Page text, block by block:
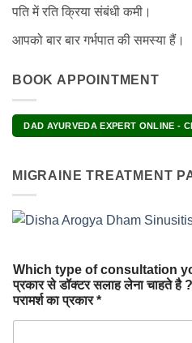
पति में रति क्रिया संबंधी कमी।
आपको बार बार गर्भपात की समस्या हैं।
BOOK APPOINTMENT
DAD AYURVEDA EXPERT ONLINE -
MIGRAINE TREATMENT
Which type of consultation
प्रकार से डॉक्टर सलाह लेना चाहते
परामर्श का प्रकार *